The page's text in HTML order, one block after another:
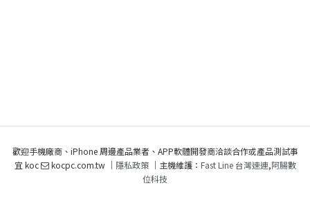
歡迎手機廠商、iPhone 周邊產品業者、APP軟體開發商洽談合作或產品測試事
宜 koc
kocpc.com.tw ｜ 隱私政策｜主機維護： Fast Line 台灣速連,阿腸數
位科技